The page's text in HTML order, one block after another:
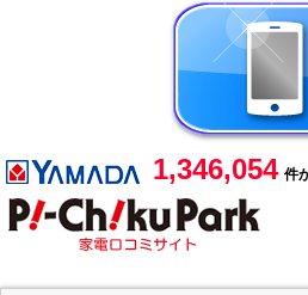
1,346,054 件